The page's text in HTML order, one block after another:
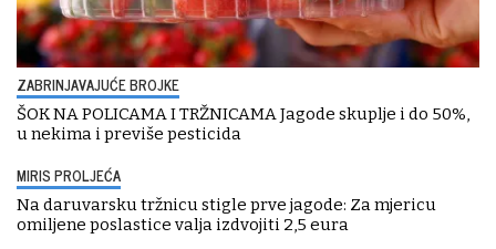
ZABRINJAVAJUĆE BROJKE
ŠOK NA POLICAMA I TRŽNICAMA Jagode skuplje i do 50%,
u nekima i previše pesticida
MIRIS PROLJEĆA
Na daruvarsku tržnicu stigle prve jagode: Za mjericu
omiljene poslastice valja izdvojiti 2,5 eura